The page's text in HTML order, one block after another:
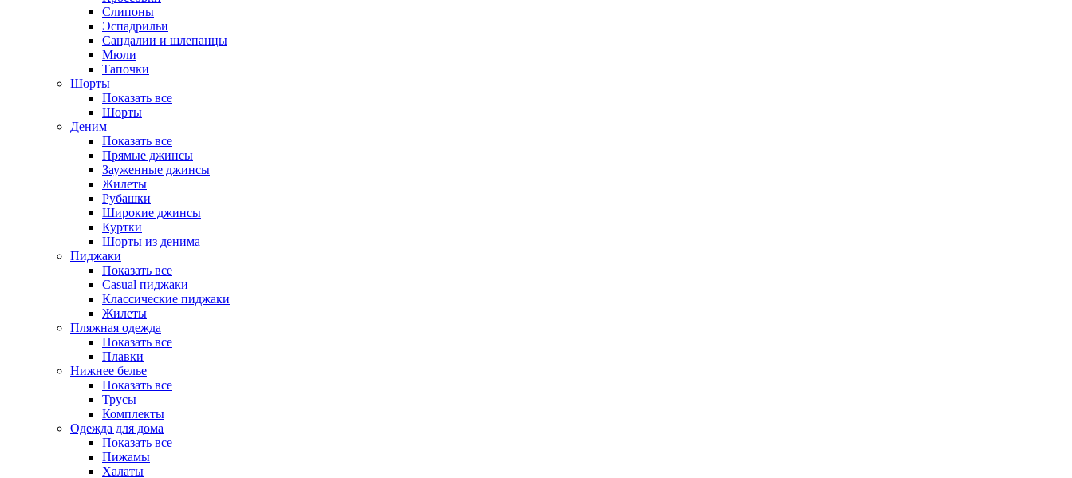
Слипоны
Эспадрильи
Сандалии и шлепанцы
Мюли
Тапочки
Шорты
Показать все
Шорты
Деним
Показать все
Прямые джинсы
Зауженные джинсы
Жилеты
Рубашки
Широкие джинсы
Куртки
Шорты из денима
Пиджаки
Показать все
Casual пиджаки
Классические пиджаки
Жилеты
Пляжная одежда
Показать все
Плавки
Нижнее белье
Показать все
Трусы
Комплекты
Одежда для дома
Показать все
Пижамы
Халаты